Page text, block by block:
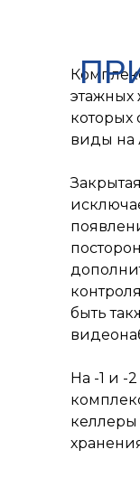
этажных
виды на
быть
На -1 и -
келлеры